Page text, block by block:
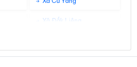
Xã Đắk Liêng